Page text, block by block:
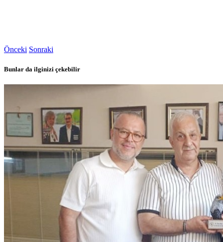
Önceki Sonraki
Bunlar da ilginizi çekebilir